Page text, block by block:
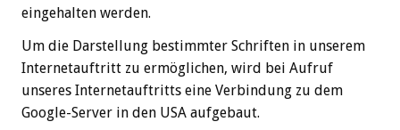
eingehalten werden.
Um die Darstellung bestimmter Schriften in unserem
Internetauftritt zu ermöglichen, wird bei Aufruf
unseres Internetauftritts eine Verbindung zu dem
Google-Server in den USA aufgebaut.